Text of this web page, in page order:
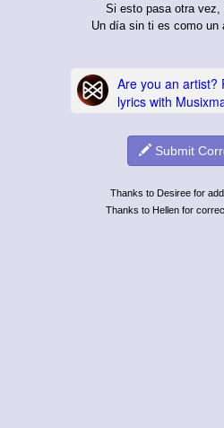
Si esto pasa otra vez,
Un día sin ti es como un
Submit
Thanks to Desiree for
Thanks to Hellen for